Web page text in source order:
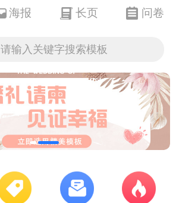
海报 长页 问卷
请输入关键字搜索模板